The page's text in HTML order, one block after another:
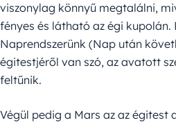
viszonylag könnyű megtalálni,
fényes és látható az égi kupolán.
Naprendszerünk (Nap után
égitestjéről van szó, az avatott
feltűnik.
Végül pedig a Mars az az égitest